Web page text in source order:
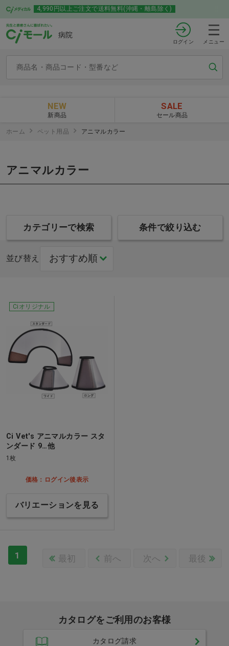
4,990円以上ご注文で送料無料(沖縄・離島除く)
病院
ログイン メニュー
NEW
新商品
SALE
セール商品
ホーム ペット用品 アニマルカラー
アニマルカラー
カテゴリーで検索 条件で絞り込む
並び替え
Ciオリジナル
Ci Vet's アニマルカラー スタ
ンダード 9…他
1枚
価格：ログイン後表示
バリエーションを見る
1 最初 前へ 次へ 最後
カタログをご利用のお客様
カタログ請求